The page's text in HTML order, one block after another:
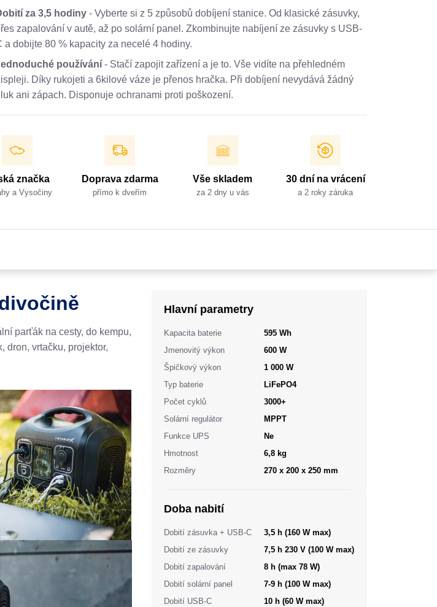
za 3,5 hodiny - Vyberte si z 5 způsobů dobíjení stanice. Od klasické zásuvky,
zapalování v autě, až po solární panel. Zkombinujte nabíjení ze zásuvky s USB-
a dobijte 80 % kapacity za necelé 4 hodiny.
používání - Stačí zapojit zařízení a je to. Vše vidíte na přehledném
Díky rukojeti a 6kilové váze je přenos hračka. Při dobíjení nevydává žádný
ani zápach. Disponuje ochranami proti poškození.
značka
a Vysočiny
Doprava zdarma
přímo k dveřím
Vše skladem
za 2 dny u vás
30 dní na vrácení
a 2 roky záruka
parťák na cesty, do kempu,
dron, vrtačku, projektor,
Hlavní parametry
Kapacita baterie
595 Wh
Jmenovitý výkon
600 W
Špičkový výkon
1 000 W
Typ baterie
LiFePO4
Počet cyklů
3000+
Solární regulátor
MPPT
Funkce UPS
Ne
Hmotnost
6,8 kg
Rozměry
270 x 200 x 250 mm
Doba nabití
Dobití zásuvka + USB-C
3,5 h (160 W max)
Dobití ze zásuvky
7,5 h 230 V (100 W max)
Dobití zapalování
8 h (max 78 W)
Dobití solární panel
7-9 h (100 W max)
Dobití USB-C
10 h (60 W max)